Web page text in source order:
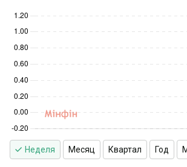
Неделя Месяц Квартал Год